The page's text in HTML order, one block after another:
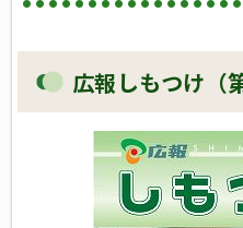
広報しもつけ（